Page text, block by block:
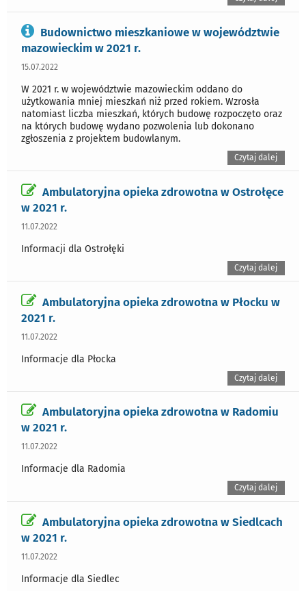
Budownictwo mieszkaniowe w województwie
mazowieckim w 2021 r.
15.07.2022
W 2021 r. w województwie mazowieckim oddano do
użytkowania mniej mieszkań niż przed rokiem. Wzrosła
natomiast liczba mieszkań, których budowę rozpoczęto oraz
na których budowę wydano pozwolenia lub dokonano
zgłoszenia z projektem budowlanym.
Czytaj dalej
Ambulatoryjna opieka zdrowotna w Ostrołęce
w 2021 r.
11.07.2022
Informacji dla Ostrołęki
Czytaj dalej
Ambulatoryjna opieka zdrowotna w Płocku w
2021 r.
11.07.2022
Informacje dla Płocka
Czytaj dalej
Ambulatoryjna opieka zdrowotna w Radomiu
w 2021 r.
11.07.2022
Informacje dla Radomia
Czytaj dalej
Ambulatoryjna opieka zdrowotna w Siedlcach
w 2021 r.
11.07.2022
Informacje dla Siedlec